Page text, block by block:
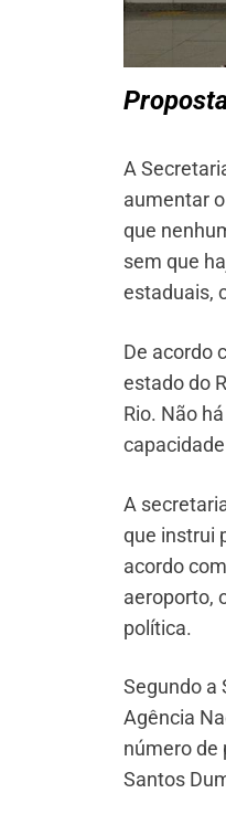
A
aumentar
que
sem que
estaduais,
De acordo
estado do
Rio. Não
A
que instrui
acordo
aeroporto,
política.
Segundo a
Agência
número de
Santos